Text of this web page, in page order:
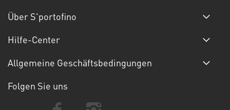
Über S'portofino
Hilfe-Center
Allgemeine Geschäftsbedingungen
Folgen Sie uns